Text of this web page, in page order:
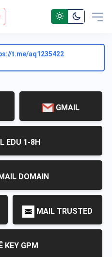
t.me/aq1235422
GMAIL
EDU 1-8H
DOMAIN
MAIL TRUSTED
KEY GPM